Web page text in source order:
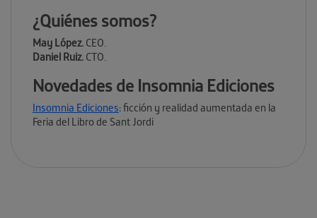
¿Quiénes somos?
May López. CEO.
Daniel Ruiz. CTO.
Novedades de Insomnia Ediciones
Insomnia Ediciones: ficción y realidad aumentada en la
Feria del Libro de Sant Jordi